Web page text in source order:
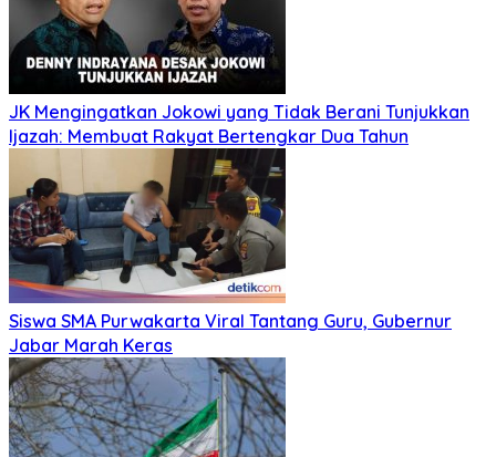
JK Mengingatkan Jokowi yang Tidak Berani Tunjukkan
Ijazah: Membuat Rakyat Bertengkar Dua Tahun
Siswa SMA Purwakarta Viral Tantang Guru, Gubernur
Jabar Marah Keras